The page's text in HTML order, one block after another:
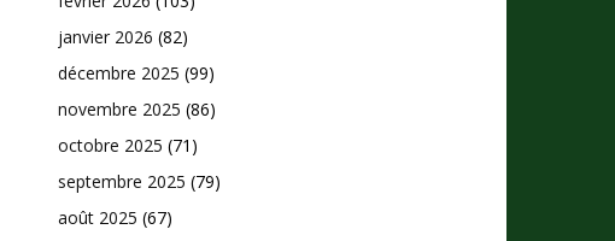
janvier 2026 (82)
décembre 2025 (99)
novembre 2025 (86)
octobre 2025 (71)
septembre 2025 (79)
août 2025 (67)